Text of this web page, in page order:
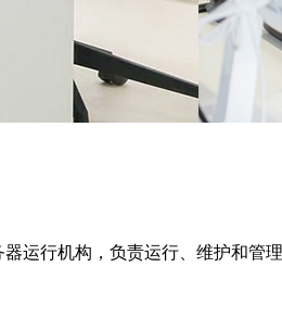
运行机构，负责运行、维护和管